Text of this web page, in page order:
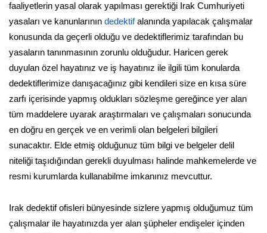
faaliyetlerin yasal olarak yapılması gerektiği Irak Cumhuriyeti
yasaları ve kanunlarının dedektifalanında yapılacak çalışmalar
konusunda da geçerli olduğu ve dedektiflerimiz tarafından bu
yasaların tanınmasının zorunlu olduğudur. Haricen gerek
duyulan özel hayatınız ve iş hayatınız ile ilgili tüm konularda
dedektiflerimize danışacağınız gibi kendileri size en kısa süre
zarfı içerisinde yapmış oldukları sözleşme gereğince yer alan
tüm maddelere uyarak araştırmaları ve çalışmaları sonucunda
en doğru en gerçek ve en verimli olan belgeleri bilgileri
sunacaktır. Elde etmiş olduğunuz tüm bilgi ve belgeler delil
niteliği taşıdığından gerekli duyulması halinde mahkemelerde ve
resmi kurumlarda kullanabilme imkanınız mevcuttur.
Irak dedektif ofisleri bünyesinde sizlere yapmış olduğumuz tüm
çalışmalar ile hayatınızda yer alan şüpheler endişeler içinden